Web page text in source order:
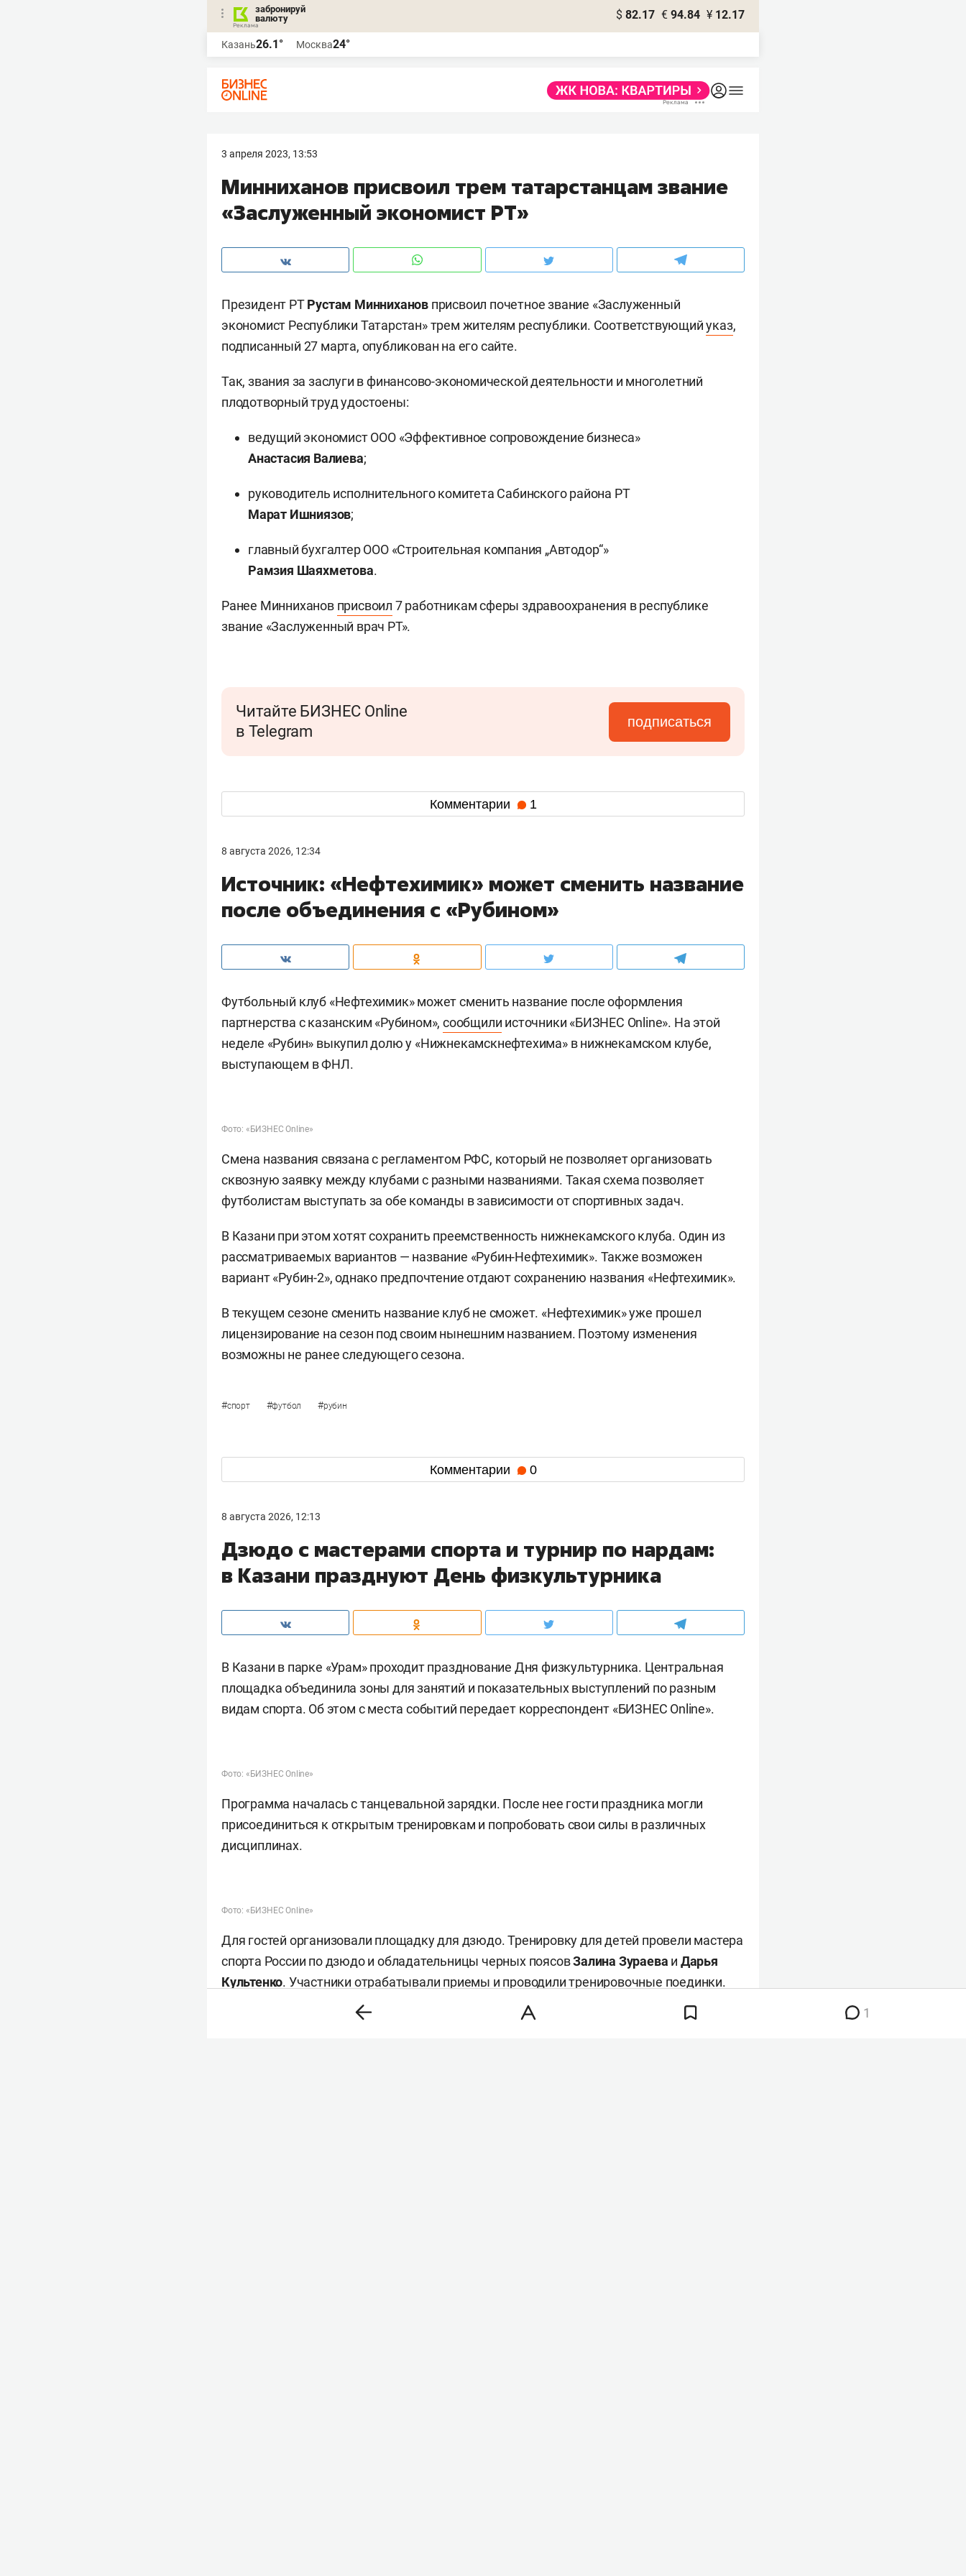
забронируй
валюту
$ 82.17 € 94.84 ¥ 12.17
Казань26.1° Москва24°
3 апреля 2023, 13:53
Минниханов присвоил трем татарстанцам звание
«Заслуженный экономист РТ»
Президент РТРустам Минниханов присвоил почетное звание «Заслуженный
экономист Республики Татарстан» трем жителям республики. Соответствующийуказ,
подписанный 27 марта, опубликован на его сайте.
Так, звания за заслуги в финансово-экономической деятельности и многолетний
плодотворный труд удостоены:
ведущий экономист ООО «Эффективное сопровождение бизнеса»
Анастасия Валиева;
руководитель исполнительного комитета Сабинского района РТ
Марат Ишниязов;
главный бухгалтер ООО «Строительная компания „Автодор“»
Рамзия Шаяхметова.
Ранее Минниханов присвоил 7 работникам сферы здравоохранения в республике
звание «Заслуженный врач РТ».
Читайте БИЗНЕС Online
в Telegram
подписаться
Комментарии 1
8 августа 2026, 12:34
Источник: «Нефтехимик» может сменить название
после объединения с «Рубином»
Футбольный клуб «Нефтехимик» может сменить название после оформления
партнерства с казанским «Рубином», сообщили источники «БИЗНЕС Online». На этой
неделе «Рубин» выкупил долю у «Нижнекамскнефтехима» в нижнекамском клубе,
выступающем в ФНЛ.
Фото: «БИЗНЕС Online»
Смена названия связана с регламентом РФС, который не позволяет организовать
сквозную заявку между клубами с разными названиями. Такая схема позволяет
футболистам выступать за обе команды в зависимости от спортивных задач.
В Казани при этом хотят сохранить преемственность нижнекамского клуба. Один из
рассматриваемых вариантов — название «Рубин-Нефтехимик». Также возможен
вариант «Рубин-2», однако предпочтение отдают сохранению названия «Нефтехимик».
В текущем сезоне сменить название клуб не сможет. «Нефтехимик» уже прошел
лицензирование на сезон под своим нынешним названием. Поэтому изменения
возможны не ранее следующего сезона.
#спорт #футбол #рубин
Комментарии 0
8 августа 2026, 12:13
Дзюдо с мастерами спорта и турнир по нардам:
в Казани празднуют День физкультурника
В Казани в парке «Урам» проходит празднование Дня физкультурника. Центральная
площадка объединила зоны для занятий и показательных выступлений по разным
видам спорта. Об этом с места событий передает корреспондент «БИЗНЕС Online».
Фото: «БИЗНЕС Online»
Программа началась с танцевальной зарядки. После нее гости праздника могли
присоединиться к открытым тренировкам и попробовать свои силы в различных
дисциплинах.
Фото: «БИЗНЕС Online»
Для гостей организовали площадку для дзюдо. Тренировку для детей провели мастера
спорта России по дзюдо и обладательницы черных поясовЗалина Зураева и Дарья
Культенко. Участники отрабатывали приемы и проводили тренировочные поединки.
1